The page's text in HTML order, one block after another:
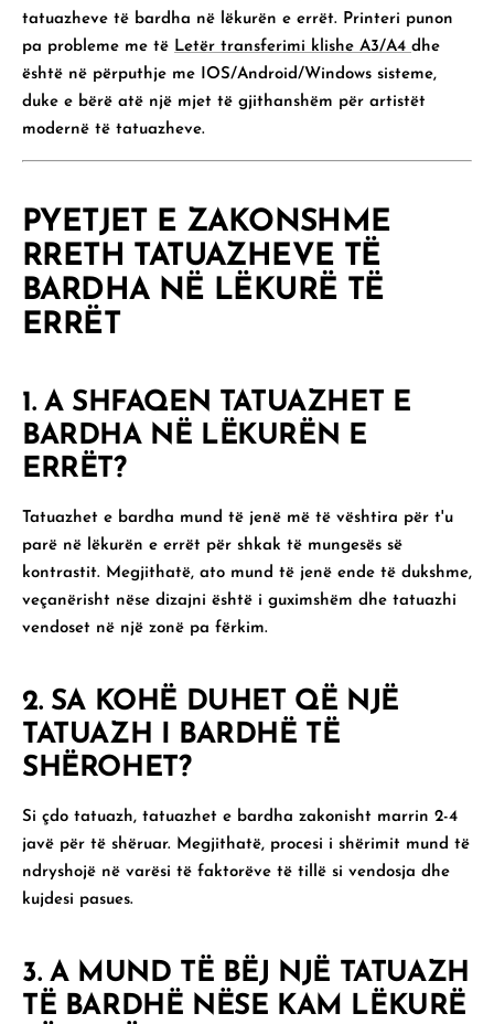
tatuazheve të bardha në lëkurën e errët. Printeri punon
pa probleme me të Letër transferimi klishe A3/A4 dhe
është në përputhje me IOS/Android/Windows sisteme,
duke e bërë atë një mjet të gjithanshëm për artistët
modernë të tatuazheve.
PYETJET E ZAKONSHME
RRETH TATUAZHEVE TË
BARDHA NË LËKURË TË
ERRËT
1. A SHFAQEN TATUAZHET E
BARDHA NË LËKURËN E
ERRËT?
Tatuazhet e bardha mund të jenë më të vështira për t'u
parë në lëkurën e errët për shkak të mungesës së
kontrastit. Megjithatë, ato mund të jenë ende të dukshme,
veçanërisht nëse dizajni është i guximshëm dhe tatuazhi
vendoset në një zonë pa fërkim.
2. SA KOHË DUHET QË NJË
TATUAZH I BARDHË TË
SHËROHET?
Si çdo tatuazh, tatuazhet e bardha zakonisht marrin 2-4
javë për të shëruar. Megjithatë, procesi i shërimit mund të
ndryshojë në varësi të faktorëve të tillë si vendosja dhe
kujdesi pasues.
3. A MUND TË BËJ NJË TATUAZH
TË BARDHË NËSE KAM LËKURË